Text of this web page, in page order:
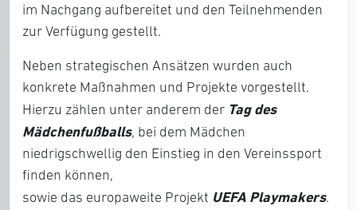
im Nachgang aufbereitet und den Teilnehmenden
zur Verfügung gestellt.
Neben strategischen Ansätzen wurden auch
konkrete Maßnahmen und Projekte vorgestellt.
Hierzu zählen unter anderem der Tag des
Mädchenfußballs, bei dem Mädchen
niedrigschwellig den Einstieg in den Vereinssport
finden können,
sowie das europaweite Projekt UEFA Playmakers.